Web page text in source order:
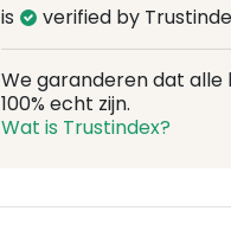
is verified by
We garanderen dat alle
100% echt zijn.
Wat is Trustindex?